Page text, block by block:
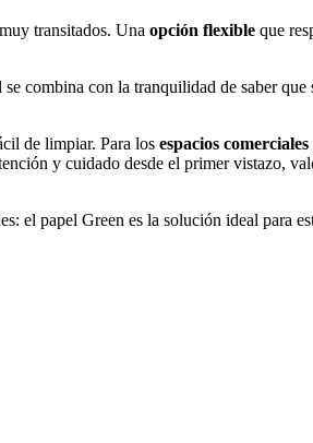
transitados. Una opción flexible que
combina con la tranquilidad de saber que
de limpiar. Para los espacios
y cuidado desde el primer vistazo,
el papel Green es la solución ideal para